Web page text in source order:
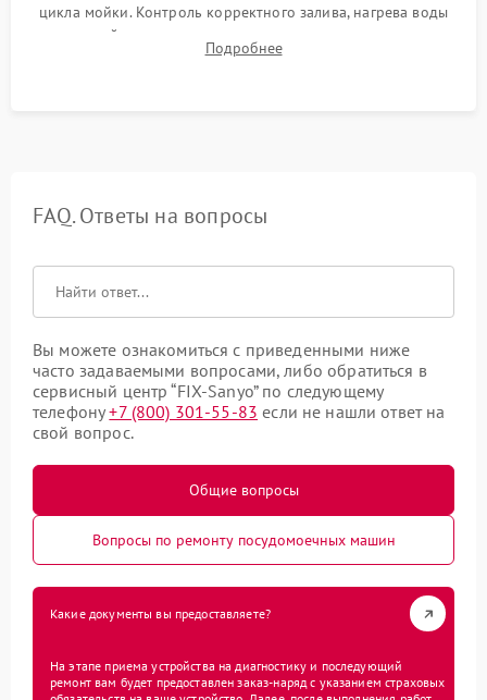
цикла мойки. Контроль корректного залива, нагрева воды
до нужной температуры, отсутствия посторонних шумов,
штатного слива и абсолютной сухости в поддоне.
Подробнее
FAQ. Ответы на вопросы
Вы можете ознакомиться с приведенными ниже
часто задаваемыми вопросами, либо обратиться в
сервисный центр “FIX-Sanyo” по следующему
телефону+7 (800) 301-55-83 если не нашли ответ на
свой вопрос.
Общие вопросы
Вопросы по ремонту посудомоечных машин
Какие документы вы предоставляете?
На этапе приема устройства на диагностику и последующий
ремонт вам будет предоставлен заказ-наряд с указанием страховых